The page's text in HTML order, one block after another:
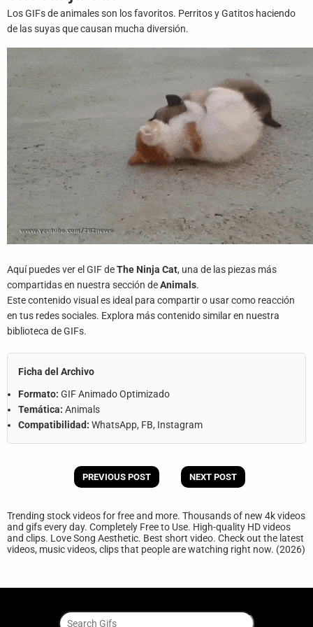
Archivo
De
Terminos
Y
Condiciones
Política
De
Cookies
Política
Contáctanos
Los GIFs de animales son los favoritos. Perritos y Gatitos haciendo
de las suyas que causan mucha diversión.
Aquí puedes ver el GIF deThe Ninja Cat, una de las piezas más
compartidas en nuestra sección deAnimals.
Este contenido visual es ideal para compartir o usar como reacción
en tus redes sociales. Explora más contenido similar en nuestra
biblioteca de GIFs.
Ficha del Archivo
Formato: GIF Animado Optimizado
Temática: Animals
Compatibilidad: WhatsApp, FB, Instagram
PREVIOUS POST NEXT POST
Trending stock videos for free and more. Thousands of new 4k videos
and gifs every day. Completely Free to Use. High-quality HD videos
and clips. Love Song Aesthetic. Best short video. Check out the latest
videos, music videos, clips that people are watching right now. (2026)